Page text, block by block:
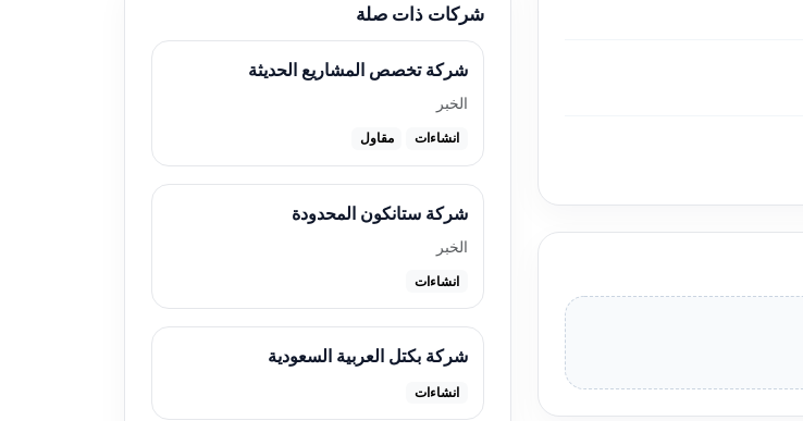
شركات ذات صلة
شركة تخصص المشاريع الحديثة
الخبر
انشاءات مقاول
شركة ستانكون المحدودة
الخبر
انشاءات
شركة بكتل العربية السعودية
انشاءات